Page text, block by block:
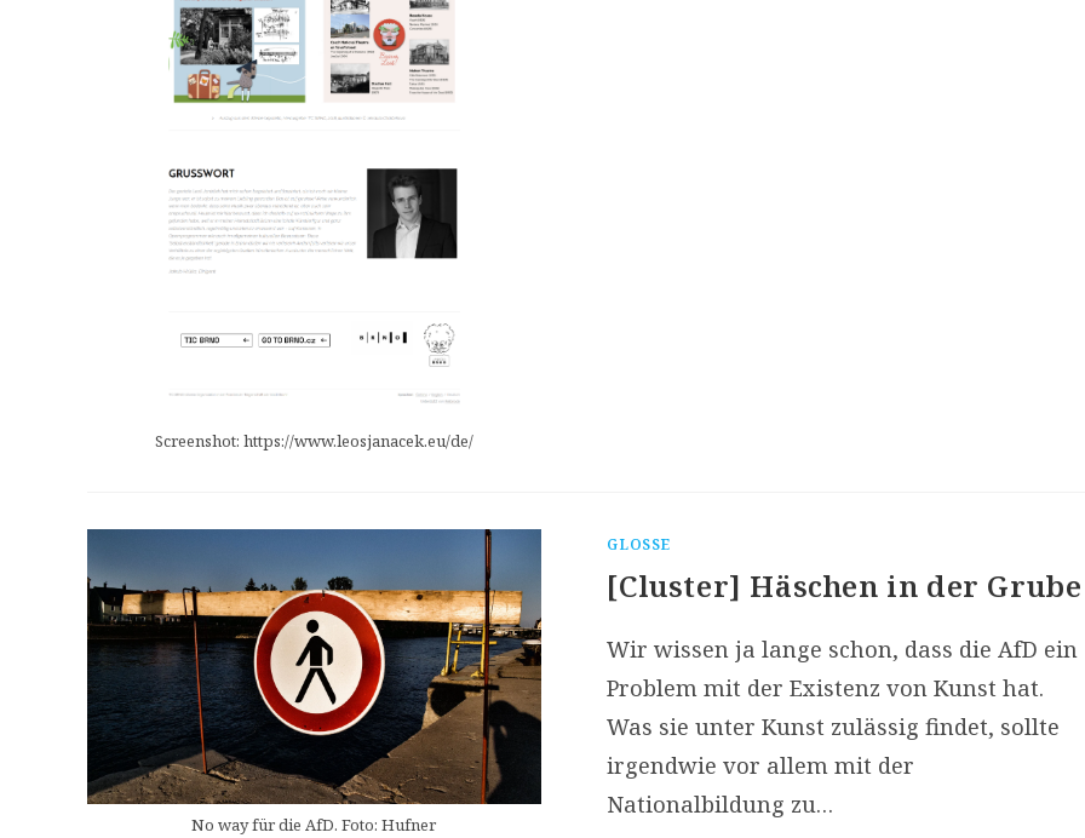
Screenshot: https://www.leosjanacek.eu/de/
No way für die AfD. Foto: Hufner
GLOSSE
[Cluster] Häschen in der Grube
Wir wissen ja lange schon, dass die AfD ein
Problem mit der Existenz von Kunst hat.
Was sie unter Kunst zulässig findet, sollte
irgendwie vor allem mit der
Nationalbildung zu…